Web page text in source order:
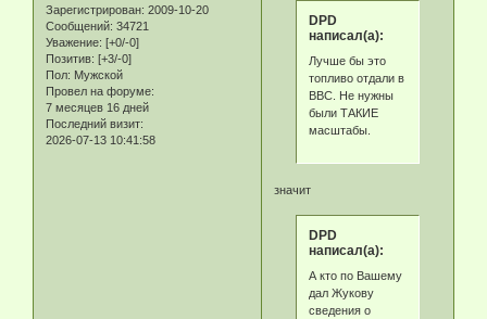
Зарегистрирован: 2009-10-20
Сообщений: 34721
Уважение: [+0/-0]
Позитив: [+3/-0]
Пол: Мужской
Провел на форуме:
7 месяцев 16 дней
Последний визит:
2026-07-13 10:41:58
DPD
написал(а):
Лучше бы это
топливо отдали в
ВВС. Не нужны
были ТАКИЕ
масштабы.
значит
DPD
написал(а):
А кто по Вашему
дал Жукову
сведения о